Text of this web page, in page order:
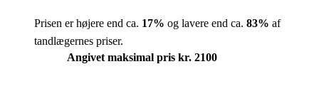
Prisen er højere end ca. 17% og lavere end ca. 83% af
tandlægernes priser.
Angivet maksimal pris kr. 2100